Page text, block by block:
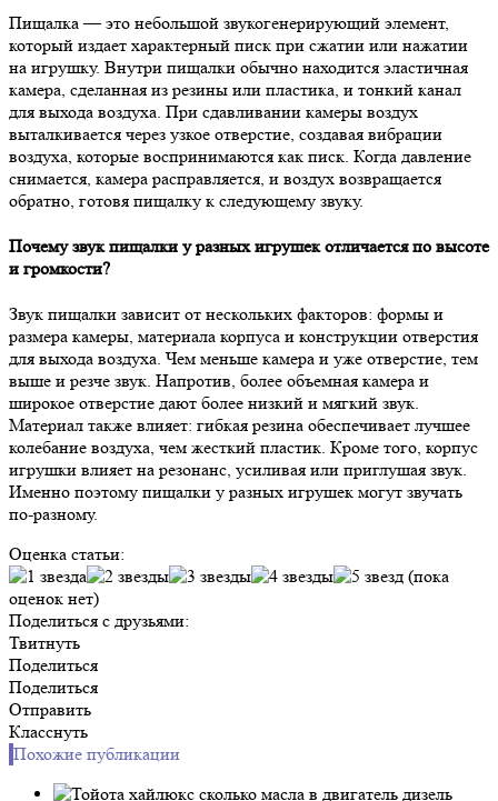
Пищалка — это небольшой звукогенерирующий элемент,
который издает характерный писк при сжатии или нажатии
на игрушку. Внутри пищалки обычно находится эластичная
камера, сделанная из резины или пластика, и тонкий канал
для выхода воздуха. При сдавливании камеры воздух
выталкивается через узкое отверстие, создавая вибрации
воздуха, которые воспринимаются как писк. Когда давление
снимается, камера расправляется, и воздух возвращается
обратно, готовя пищалку к следующему звуку.
Почему звук пищалки у разных игрушек отличается по высоте
и громкости?
Звук пищалки зависит от нескольких факторов: формы и
размера камеры, материала корпуса и конструкции отверстия
для выхода воздуха. Чем меньше камера и уже отверстие, тем
выше и резче звук. Напротив, более объемная камера и
широкое отверстие дают более низкий и мягкий звук.
Материал также влияет: гибкая резина обеспечивает лучшее
колебание воздуха, чем жесткий пластик. Кроме того, корпус
игрушки влияет на резонанс, усиливая или приглушая звук.
Именно поэтому пищалки у разных игрушек могут звучать
по-разному.
Оценка статьи:
(пока
оценок нет)
Поделиться с друзьями:
Твитнуть
Поделиться
Поделиться
Отправить
Класснуть
Похожие публикации